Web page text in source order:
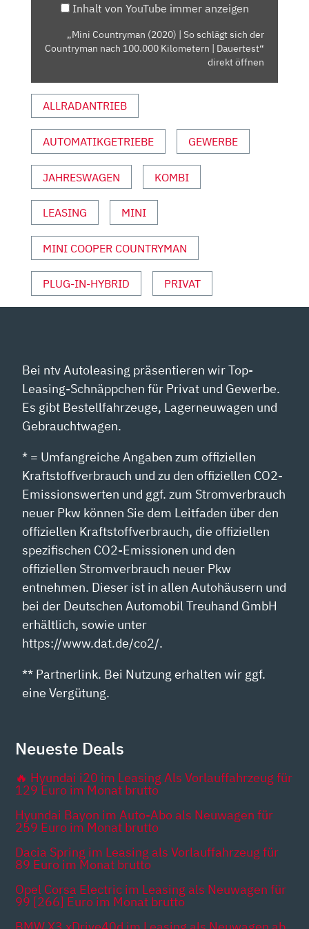
COUNTRYMAN
NACH
|
DAUERTEST“
VON
YOUTUBE
Inhalt von YouTube immer anzeigen
„Mini Countryman (2020) | So schlägt sich der
Countryman nach 100.000 Kilometern | Dauertest“
direkt öffnen
ALLRADANTRIEB
AUTOMATIKGETRIEBE GEWERBE
JAHRESWAGEN KOMBI
LEASING MINI
MINI COOPER COUNTRYMAN
PLUG-IN-HYBRID PRIVAT
Bei ntv Autoleasing präsentieren wir Top-
Leasing-Schnäppchen für Privat und Gewerbe.
Es gibt Bestellfahrzeuge, Lagerneuwagen und
Gebrauchtwagen.
* = Umfangreiche Angaben zum offiziellen
Kraftstoffverbrauch und zu den offiziellen CO2-
Emissionswerten und ggf. zum Stromverbrauch
neuer Pkw können Sie dem Leitfaden über den
offiziellen Kraftstoffverbrauch, die offiziellen
spezifischen CO2-Emissionen und den
offiziellen Stromverbrauch neuer Pkw
entnehmen. Dieser ist in allen Autohäusern und
bei der Deutschen Automobil Treuhand GmbH
erhältlich, sowie unter
https://www.dat.de/co2/.
** Partnerlink. Bei Nutzung erhalten wir ggf.
eine Vergütung.
Neueste Deals
🔥 Hyundai i20 im Leasing Als Vorlauffahrzeug für
129 Euro im Monat brutto
Hyundai Bayon im Auto-Abo als Neuwagen für
259 Euro im Monat brutto
Dacia Spring im Leasing als Vorlauffahrzeug für
89 Euro im Monat brutto
Opel Corsa Electric im Leasing als Neuwagen für
99 [266] Euro im Monat brutto